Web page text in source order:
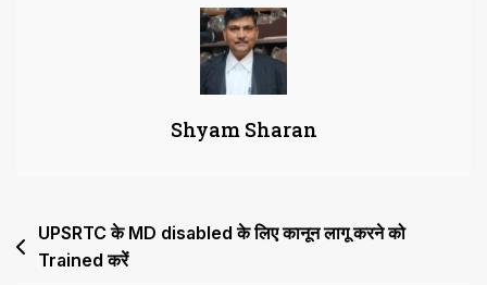
के
कदम
कोर्ट
का
Shyam Sharan
Post
navigation
UPSRTC के MD disabled के लिए कानून लागू करने को
Trained करें